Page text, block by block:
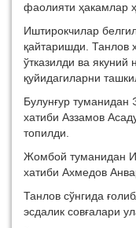
фаолияти ҳакамлар
Иштирокчилар
қайтаришди. Танлов
ўтказилди ва
қуйидагиларни
Булунғур
хатиби Аззамов
топилди.
Жомбой туманидан
хатиби Ахмедов
Танлов сўнгида
эсдалик совғалари